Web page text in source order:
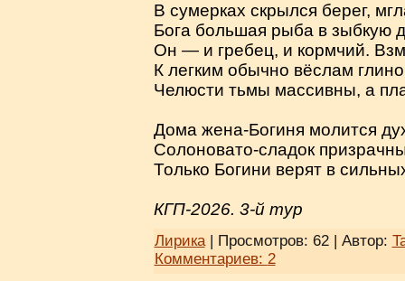
В сумерках скрылся берег,
Бога большая рыба в зыбкую
Он — и гребец, и кормчий.
К легким обычно вёслам
Челюсти тьмы массивны, а
Дома жена-Богиня молится
Солоновато-сладок
Только Богини верят в
КГП-2026. 3-й тур
Лирика| Просмотров: 62 | Автор:
Комментариев: 2